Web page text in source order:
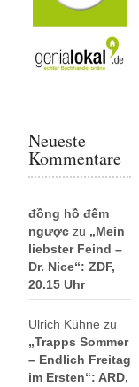
Neueste
Kommentare
đồng hồ đếm
ngượczu „Mein
liebster Feind –
Dr. Nice“: ZDF,
20.15 Uhr
Ulrich Kühne zu
„Trapps Sommer
– Endlich Freitag
im Ersten“: ARD,